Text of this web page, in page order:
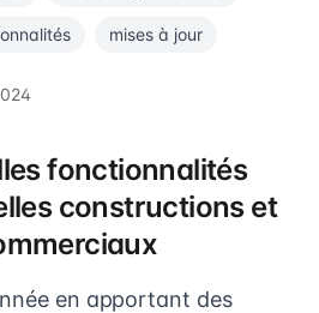
mises à jour
fonctionnalités
constructions et
en apportant des